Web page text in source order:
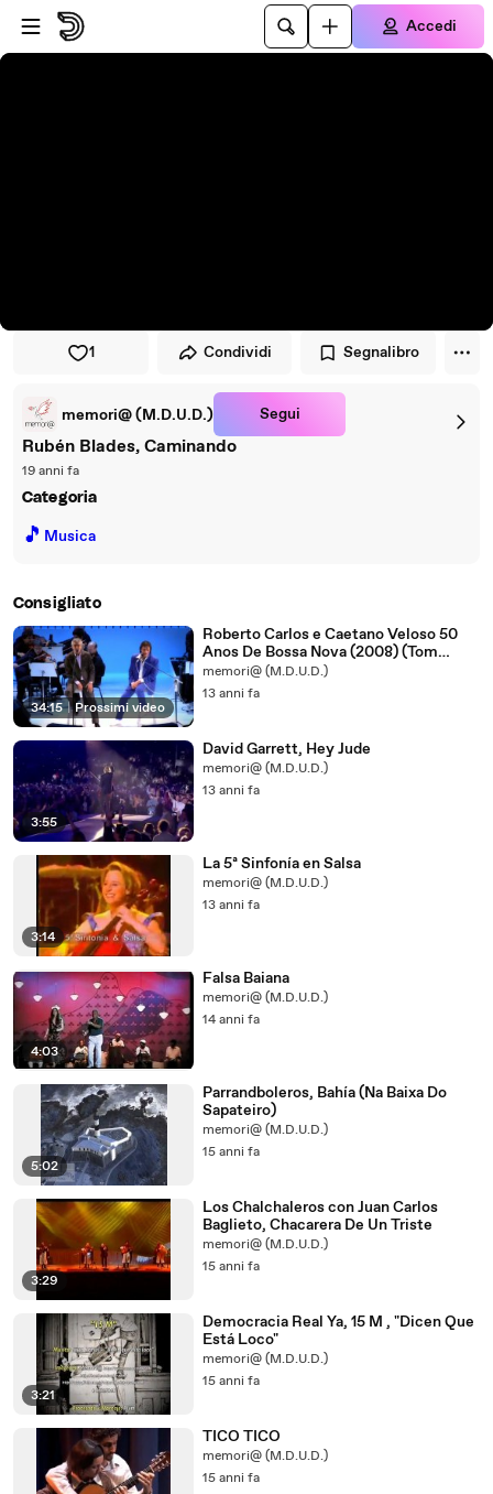
Vai al lettore
Passa al contenuto principale
Accedi
1 Condividi Segnalibro
memori@ (M.D.U.D.) Segui
Rubén Blades, Caminando
19 anni fa
Categoria
🎵 Musica
Consigliato
34:15 | Prossimi video
Roberto Carlos e Caetano Veloso 50
Anos De Bossa Nova (2008) (Tom
Jobim) 1/2
memori@ (M.D.U.D.)
13 anni fa
3:55
David Garrett, Hey Jude
memori@ (M.D.U.D.)
13 anni fa
3:14
La 5ª Sinfonía en Salsa
memori@ (M.D.U.D.)
13 anni fa
4:03
Falsa Baiana
memori@ (M.D.U.D.)
14 anni fa
5:02
Parrandboleros, Bahía (Na Baixa Do
Sapateiro)
memori@ (M.D.U.D.)
15 anni fa
3:29
Los Chalchaleros con Juan Carlos
Baglieto, Chacarera De Un Triste
memori@ (M.D.U.D.)
15 anni fa
3:21
Democracia Real Ya, 15 M , "Dicen Que
Está Loco"
memori@ (M.D.U.D.)
15 anni fa
TICO TICO
memori@ (M.D.U.D.)
15 anni fa